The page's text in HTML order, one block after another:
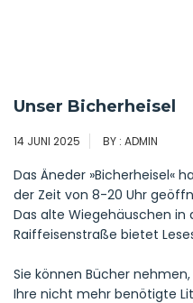
Unser Bicherheisel
14 JUNI 2025 BY : ADMIN
Das Äneder »Bicherheisel«
der Zeit von 8-20 Uhr
Das alte Wiegehäuschen in
Raiffeisenstraße bietet
Sie können Bücher
Ihre nicht mehr benötigte